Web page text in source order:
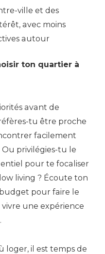
ville et des
avec moins
autour
ton quartier à
avant de
tu être proche
facilement
Ou privilégies-tu le
pour te focaliser
living ? Écoute ton
pour faire le
une expérience
loger, il est temps de